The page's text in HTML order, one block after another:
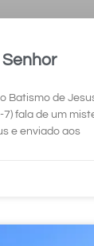
Batismo de
7) fala de um
e enviado aos